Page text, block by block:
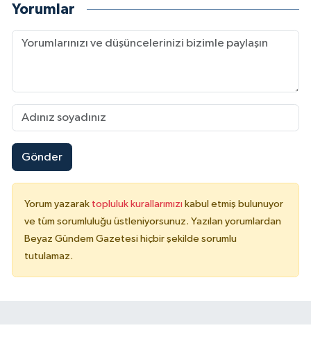
Yorumlar
Gönder
Yorum yazarak topluluk kurallarımızı kabul etmiş bulunuyor
ve tüm sorumluluğu üstleniyorsunuz. Yazılan yorumlardan
Beyaz Gündem Gazetesi hiçbir şekilde sorumlu
tutulamaz.